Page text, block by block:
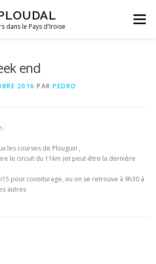
dans le Pays d'Iroise
Menu
!
end
2016 PAR PEDRO
:
les courses de Plouguin ,
le circuit du 11km (et peut-être la dernière
pour covoiturage, ou on se retrouve à 9h30 à
autres